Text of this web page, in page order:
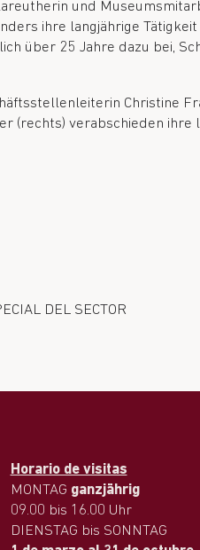
und
ihre langjährige
über 25 Jahre dazu bei,
Christine
(rechts) verabschieden ihre
DEL SECTOR
Horario de visitas
MONTAG ganzjährig
09.00 bis 16.00 Uhr
DIENSTAG bis SONNTAG